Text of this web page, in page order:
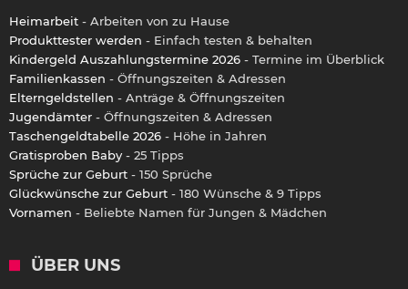
Heimarbeit - Arbeiten von zu Hause
Produkttester werden - Einfach testen & behalten
Kindergeld Auszahlungstermine 2026 - Termine im Überblick
Familienkassen - Öffnungszeiten & Adressen
Elterngeldstellen - Anträge & Öffnungszeiten
Jugendämter - Öffnungszeiten & Adressen
Taschengeldtabelle 2026 - Höhe in Jahren
Gratisproben Baby - 25 Tipps
Sprüche zur Geburt - 150 Sprüche
Glückwünsche zur Geburt - 180 Wünsche & 9 Tipps
Vornamen - Beliebte Namen für Jungen & Mädchen
ÜBER UNS